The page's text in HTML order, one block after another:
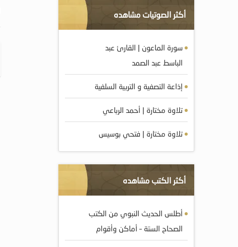
أكثر الصوتيات مشاهده
سورة الماعون | القارئ عبد
الباسط عبد الصمد
إذاعة التصفية و التربية السلفية
تلاوة مختارة | أحمد الرباعي
تلاوة مختارة | فتحي بوسيس
أكثر الكتب مشاهده
أطلس الحديث النبوي من الكتب
الصحاح الستة – أماكن وأقوام